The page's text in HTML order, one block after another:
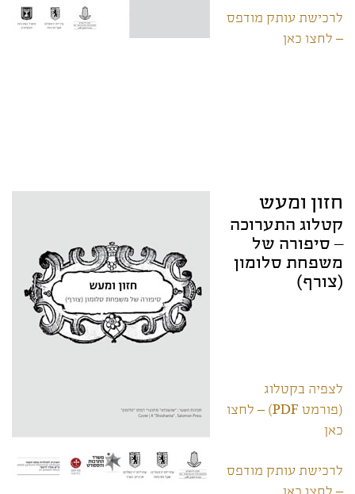
לרכישת עותק מודפס
– לחצו כאן
חזון ומעש
קטלוג התערוכה
– סיפורה של
משפחת סלומון
(צורף)
לצפיה בקטלוג
(פורמט PDF) – לחצו
כאן
לרכישת עותק מודפס